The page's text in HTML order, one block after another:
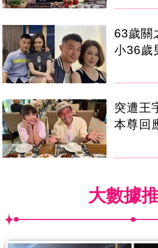
63歲關
小36歲
突遭王
本尊回
大數據